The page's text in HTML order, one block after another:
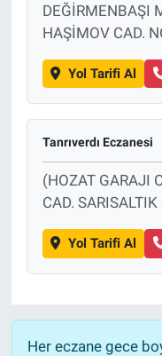
DEĞİRMENBAŞI
HAŞİMOV CAD.
Yol Tarifi Al
Tanrıverdı Eczanesi
(HOZAT GARAJI
CAD.
Yol Tarifi Al
Her eczane gece